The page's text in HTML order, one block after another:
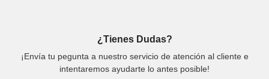
¿Tienes Dudas?
¡Envía tu pegunta a nuestro servicio de atención al cliente e
intentaremos ayudarte lo antes posible!